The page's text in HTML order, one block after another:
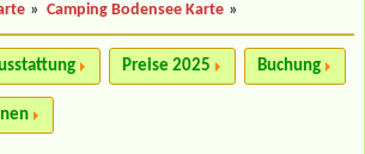
» Camping Bodensee Karte »
Preise 2025 Buchung